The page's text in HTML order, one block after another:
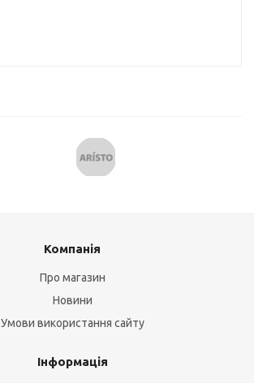
Компанія
Про магазин
Новини
Умови використання сайту
Інформація